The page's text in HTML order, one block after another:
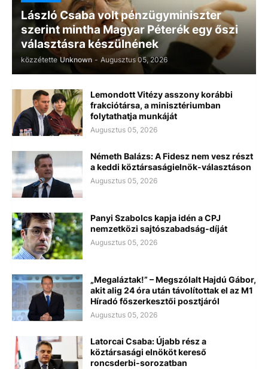
László Csaba volt pénzügyminiszter
szerint mintha Magyar Péterék egy őszi
választásra készülnének
közzétette Unknown - Augusztus 05, 2026
Lemondott Vitézy asszony korábbi
frakciótársa, a minisztériumban
folytathatja munkáját
Augusztus 05, 2026
Németh Balázs: A Fidesz nem vesz részt
a keddi köztársaságielnök-választáson
Augusztus 05, 2026
Panyi Szabolcs kapja idén a CPJ
nemzetközi sajtószabadság-díját
Augusztus 05, 2026
„Megaláztak!” – Megszólalt Hajdú Gábor,
akit alig 24 óra után távolítottak el az M1
Híradó főszerkesztői posztjáról
Augusztus 05, 2026
Latorcai Csaba: Újabb rész a
köztársasági elnököt kereső
roncsderbi-sorozatban